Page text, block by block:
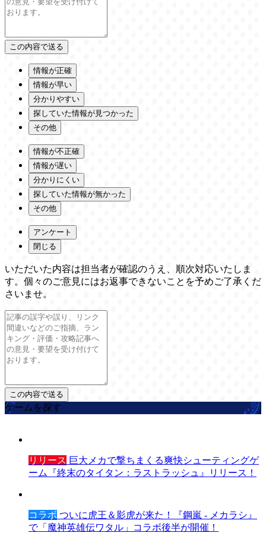
情報が正確
情報が早い
分かりやすい
探していた情報が見つかった
その他
情報が不正確
情報が遅い
分かりにくい
探していた情報が無かった
その他
アンケート
閉じる
いただいた内容は担当者が確認のうえ、順次対応いたしま
す。個々のご意見にはお返事できないことを予めご了承くだ
さいませ。
ゲームを探す
リリース 巨大メカで撃ちまくる爽快シューティングゲ
ーム『終末のタイタン：ラストラッシュ』リリース！
コラボ ついに虎王＆影虎が来た！『鋼嵐 - メカラシ』
で「魔神英雄伝ワタル」コラボ後半が開催！